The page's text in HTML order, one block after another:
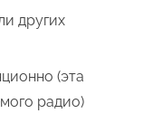
других
(эта
радио)